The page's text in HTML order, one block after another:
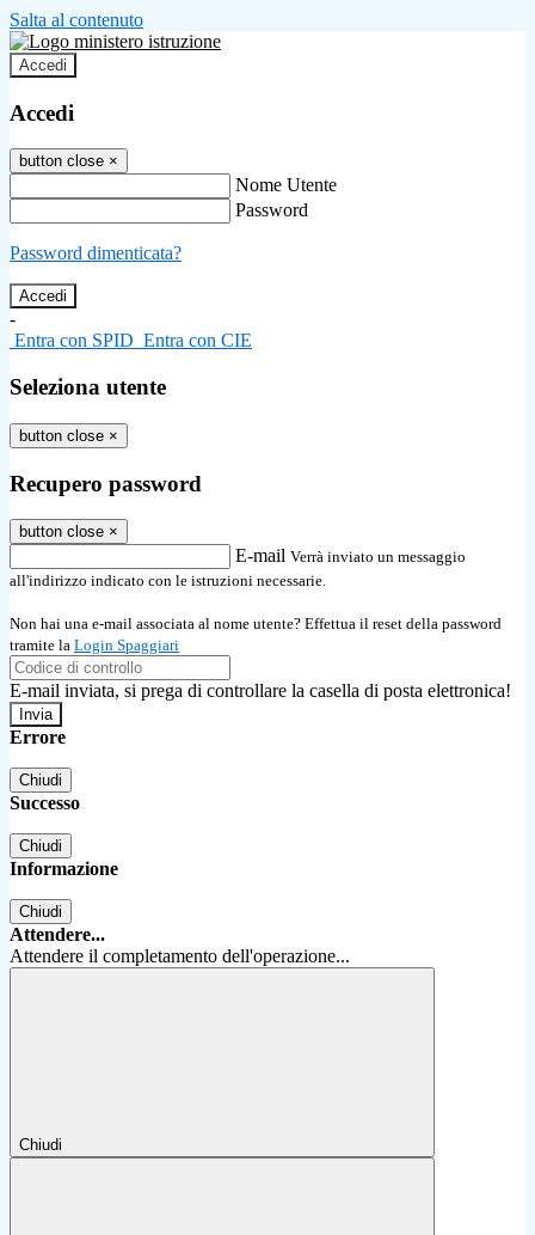
Salta al contenuto
Accedi
Accedi
button close ×
Nome Utente
Password
Password dimenticata?
-
Entra con SPID Entra con CIE
Seleziona utente
button close ×
Recupero password
button close ×
E-mail Verrà inviato un messaggio
all'indirizzo indicato con le istruzioni necessarie.
Non hai una e-mail associata al nome utente? Effettua il reset della password
tramite la Login Spaggiari
E-mail inviata, si prega di controllare la casella di posta elettronica!
Errore
Chiudi
Successo
Chiudi
Informazione
Chiudi
Attendere...
Attendere il completamento dell'operazione...
Chiudi